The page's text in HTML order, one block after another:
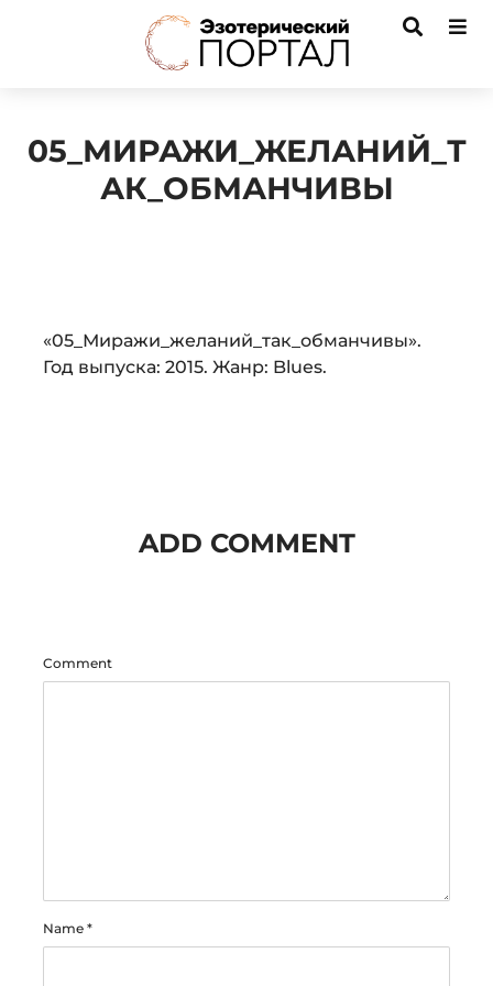
05_МИРАЖИ_ЖЕЛАНИЙ_Т
АК_ОБМАНЧИВЫ
Audio
Player
«05_Миражи_желаний_так_обманчивы».
Год выпуска: 2015. Жанр: Blues.
ADD COMMENT
Comment
Name *